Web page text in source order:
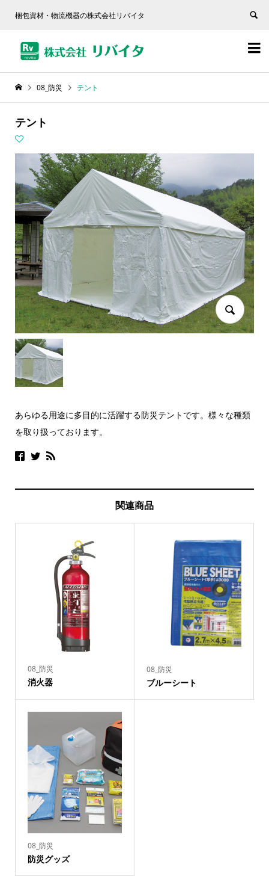
梱包資材・物流機器の株式会社リバイタ


08_防災 テント
テント
あらゆる用途に多目的に活躍する防災テントです。様々な種類
を取り扱っております。
関連商品
08_防災
消火器
08_防災
ブルーシート
08_防災
防災グッズ